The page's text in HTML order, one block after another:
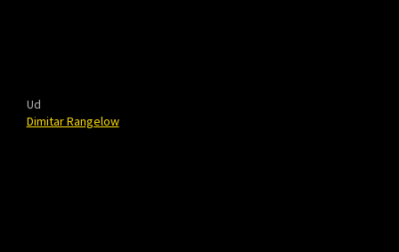
Ud
Dimitar Rangelow